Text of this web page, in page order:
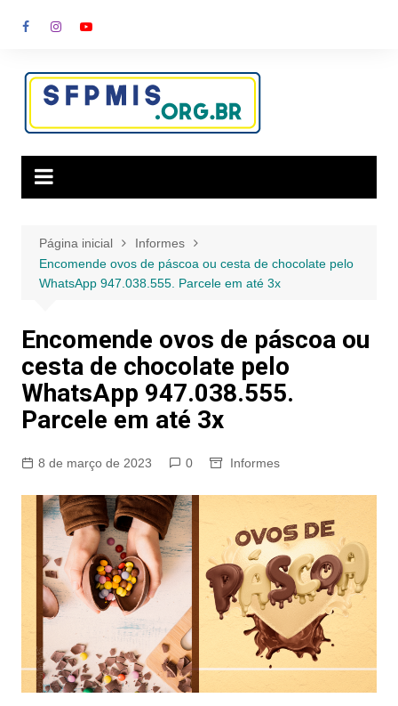
para
conteúdo
Página inicial
Informes
Encomende ovos de páscoa ou cesta de chocolate pelo
WhatsApp 947.038.555. Parcele em até 3x
Encomende ovos de páscoa ou
cesta de chocolate pelo
WhatsApp 947.038.555.
Parcele em até 3x
8 de março de 2023 0 Informes